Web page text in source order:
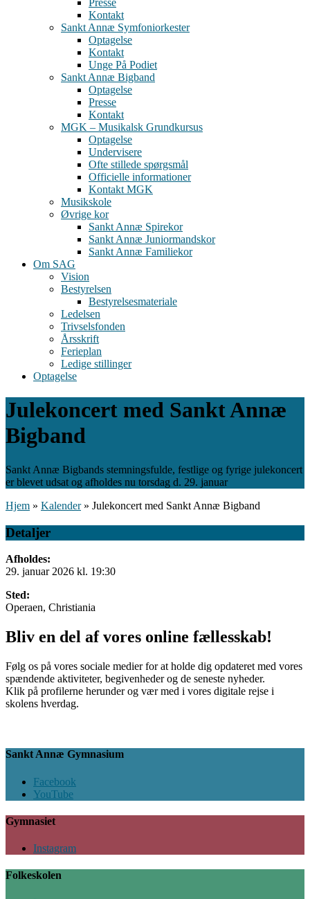
Presse
Kontakt
Sankt Annæ Symfoniorkester
Optagelse
Kontakt
Unge På Podiet
Sankt Annæ Bigband
Optagelse
Presse
Kontakt
MGK – Musikalsk Grundkursus
Optagelse
Undervisere
Ofte stillede spørgsmål
Officielle informationer
Kontakt MGK
Musikskole
Øvrige kor
Sankt Annæ Spirekor
Sankt Annæ Juniormandskor
Sankt Annæ Familiekor
Om SAG
Vision
Bestyrelsen
Bestyrelsesmateriale
Ledelsen
Trivselsfonden
Årsskrift
Ferieplan
Ledige stillinger
Optagelse
Julekoncert med Sankt Annæ
Bigband
Sankt Annæ Bigbands stemningsfulde, festlige og fyrige julekoncert
er blevet udsat og afholdes nu torsdag d. 29. januar
Hjem » Kalender» Julekoncert med Sankt Annæ Bigband
Detaljer
Afholdes:
29. januar 2026 kl. 19:30
Sted:
Operaen, Christiania
Bliv en del af vores online fællesskab!
Følg os på vores sociale medier for at holde dig opdateret med vores
spændende aktiviteter, begivenheder og de seneste nyheder.
Klik på profilerne herunder og vær med i vores digitale rejse i
skolens hverdag.
Sankt Annæ Gymnasium
Facebook
YouTube
Gymnasiet
Instagram
Folkeskolen